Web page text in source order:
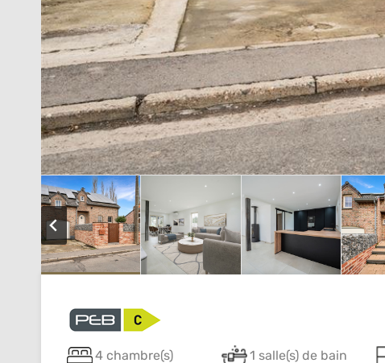
4 chambre(s) 1 salle(s) de bain